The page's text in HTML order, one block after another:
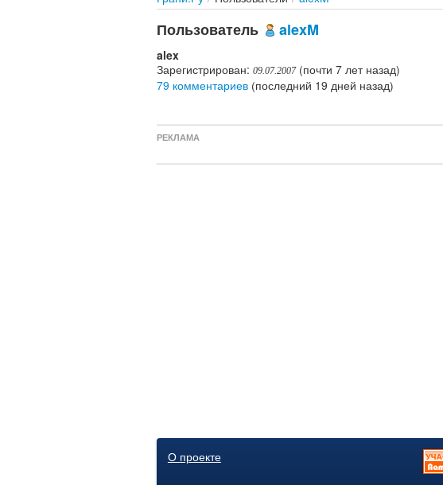
Пользователь alexM
alex
Зарегистрирован: 09.07.2007(почти 7 лет назад)
79 комментариев (последний 19 дней назад)
РЕКЛАМА
О проекте